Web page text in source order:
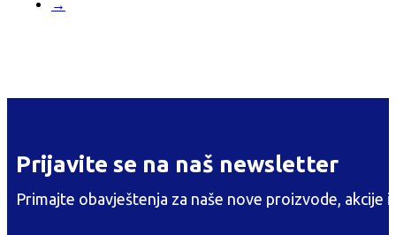
→
Prijavite se na naš newsletter
Primajte obavještenja za naše nove proizvode, akcije